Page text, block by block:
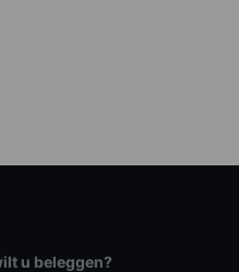
u beleggen?